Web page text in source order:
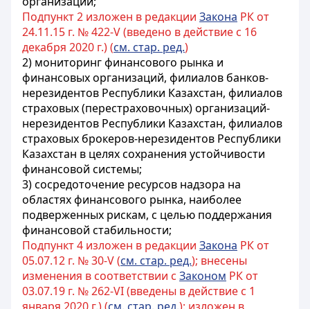
Подпункт 2 изложен в редакции Закона РК от
24.11.15 г. № 422-V (введено в действие с 16
декабря 2020 г.) (см. стар. ред.)
2) мониторинг финансового рынка и
финансовых организаций, филиалов банков-
нерезидентов Республики Казахстан, филиалов
страховых (перестраховочных) организаций-
нерезидентов Республики Казахстан, филиалов
страховых брокеров-нерезидентов Республики
Казахстан в целях сохранения устойчивости
финансовой системы;
3) сосредоточение ресурсов надзора на
областях финансового рынка, наиболее
подверженных рискам, с целью поддержания
финансовой стабильности;
Подпункт 4 изложен в редакции Закона РК от
05.07.12 г. № 30-V (см. стар. ред.); внесены
изменения в соответствии с Законом РК от
03.07.19 г. № 262-VI (введены в действие с 1